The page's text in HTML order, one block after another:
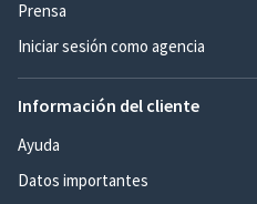
Prensa
Iniciar sesión como agencia
Información del cliente
Ayuda
Datos importantes